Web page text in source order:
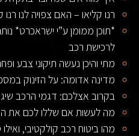
רנו קליאו – האם צפויה לנו
*תוכן ממומן ע”י ישראכרט*
לרכישת רכב
מתי והיכן נעשה תיקוני צבע
מדינה אדומה: על הזינוק
בקרוב אצלכם: דגמי הרכב שיגיעו
מה לעשות אם שללו לכם את
מהו ביטוח רכב קולקטיבי, ואילו